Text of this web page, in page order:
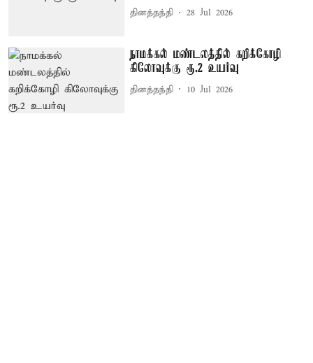
தினத்தந்தி 28 Jul 2026
நாமக்கல் மண்டலத்தில் கறிக்கோழி
கிலோவுக்கு ரூ.2 உயர்வு
தினத்தந்தி 10 Jul 2026